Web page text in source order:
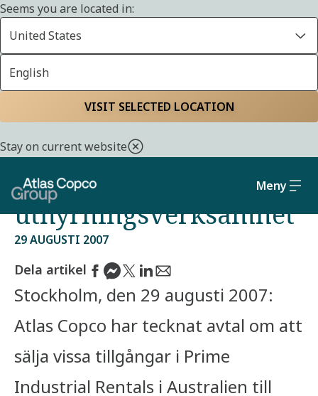
Seems you are located in:
United States
English
VISIT SELECTED LOCATION
Stay on current website
Meny
Atlas Copco säljer del
av australiensisk
uthyrningsverksamhet
29 AUGUSTI 2007
Dela artikel
Stockholm, den 29 augusti 2007:
Atlas Copco har tecknat avtal om att
sälja vissa tillgångar i Prime
Industrial Rentals i Australien till